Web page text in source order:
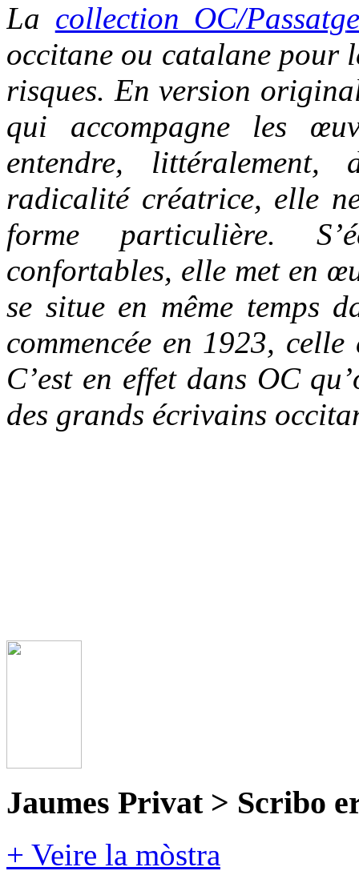
La collection OC/Passatg
occitane ou catalane pour
risques. En version
qui accompagne les
entendre,
radicalité créatrice, elle
forme particulière.
confortables, elle met en
se situe en même temps
commencée en 1923,
C’est en effet dans OC
des grands écrivains
Jaumes Privat > Scribo
+ Veire la mòstra